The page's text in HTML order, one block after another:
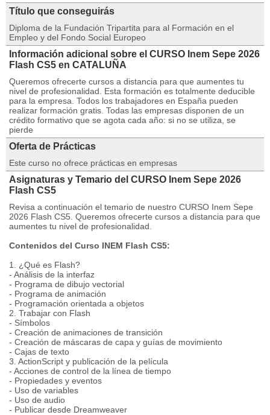
Título que conseguirás
Diploma de la Fundación Tripartita para al Formación en el
Empleo y del Fondo Social Europeo
Información adicional sobre el CURSO Inem Sepe 2026
Flash CS5 en CATALUÑA
Queremos ofrecerte cursos a distancia para que aumentes tu
nivel de profesionalidad. Esta formación es totalmente deducible
para la empresa. Todos los trabajadores en España pueden
realizar formación gratis. Todas las empresas disponen de un
crédito formativo que se agota cada año: si no se utiliza, se
pierde
Oferta de Prácticas
Este curso no ofrece prácticas en empresas
Asignaturas y Temario del CURSO Inem Sepe 2026
Flash CS5
Revisa a continuación el temario de nuestro CURSO Inem Sepe
2026 Flash CS5. Queremos ofrecerte cursos a distancia para que
aumentes tu nivel de profesionalidad.
Contenidos del Curso INEM Flash CS5:
1. ¿Qué es Flash?
- Análisis de la interfaz
- Programa de dibujo vectorial
- Programa de animación
- Programación orientada a objetos
2. Trabajar con Flash
- Símbolos
- Creación de animaciones de transición
- Creación de máscaras de capa y guías de movimiento
- Cajas de texto
3. ActionScript y publicación de la película
- Acciones de control de la línea de tiempo
- Propiedades y eventos
- Uso de variables
- Uso de audio
- Publicar desde Dreamweaver